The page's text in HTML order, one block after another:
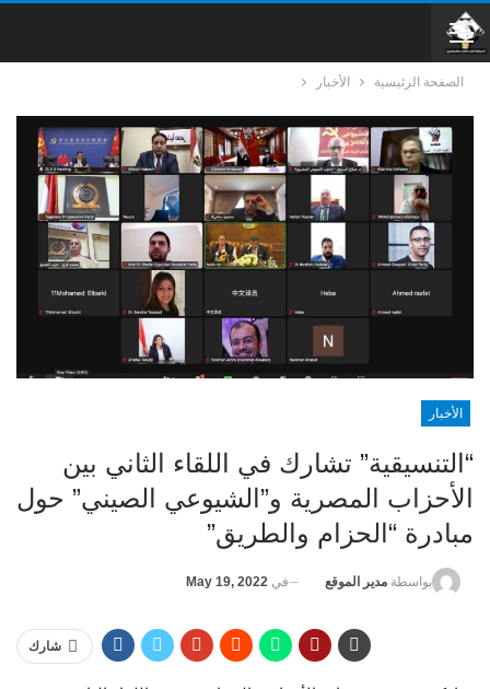
الصفحة الرئيسية الأخبار
الأخبار
“التنسيقية” تشارك في اللقاء الثاني بين
الأحزاب المصرية و”الشيوعي الصيني” حول
مبادرة “الحزام والطريق”
بواسطة مدير الموقع في May 19, 2022
شارك